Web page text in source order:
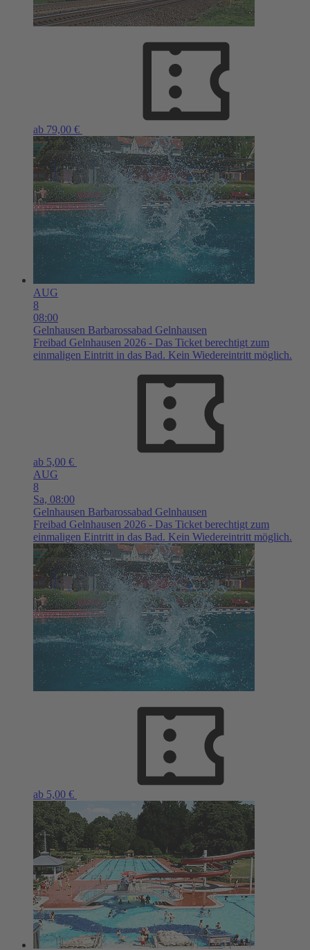
ab 79,00 €
AUG
8
08:00
Gelnhausen Barbarossabad Gelnhausen
Freibad Gelnhausen 2026 - Das Ticket berechtigt zum
einmaligen Eintritt in das Bad. Kein Wiedereintritt möglich.
ab 5,00 €
AUG
8
Sa, 08:00
Gelnhausen Barbarossabad Gelnhausen
Freibad Gelnhausen 2026 - Das Ticket berechtigt zum
einmaligen Eintritt in das Bad. Kein Wiedereintritt möglich.
ab 5,00 €